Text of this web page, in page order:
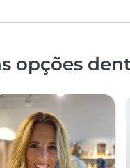
opções